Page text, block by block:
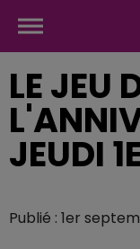
LE JEU
JEUDI
Publié : 1er